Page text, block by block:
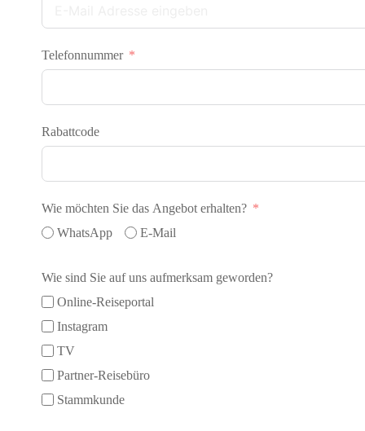
Telefonnummer
Rabattcode
Wie möchten Sie das Angebot erhalten?
WhatsApp
E-Mail
Wie sind Sie auf uns aufmerksam geworden?
Online-Reiseportal
Instagram
TV
Partner-Reisebüro
Stammkunde